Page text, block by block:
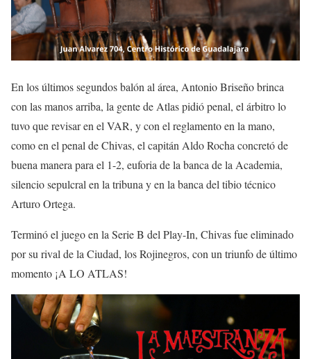
En los últimos segundos balón al área, Antonio Briseño brinca
con las manos arriba, la gente de Atlas pidió penal, el árbitro lo
tuvo que revisar en el VAR, y con el reglamento en la mano,
como en el penal de Chivas, el capitán Aldo Rocha concretó de
buena manera para el 1-2, euforia de la banca de la Academia,
silencio sepulcral en la tribuna y en la banca del tibio técnico
Arturo Ortega.
Terminó el juego en la Serie B del Play-In, Chivas fue eliminado
por su rival de la Ciudad, los Rojinegros, con un triunfo de último
momento ¡A LO ATLAS!